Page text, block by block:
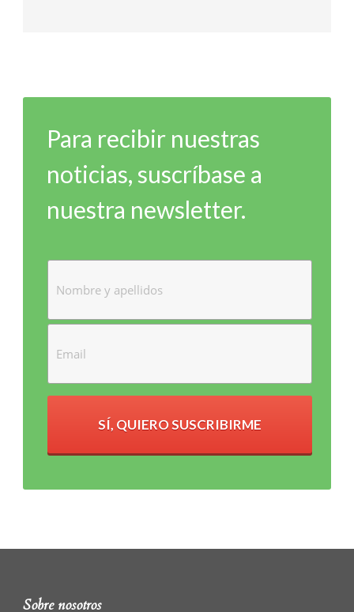
Para recibir nuestras
noticias, suscríbase a
nuestra newsletter.
SÍ, QUIERO SUSCRIBIRME
Sobre nosotros